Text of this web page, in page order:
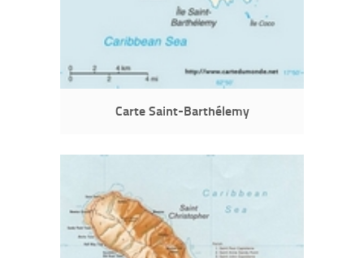
Carte Saint-Barthélemy